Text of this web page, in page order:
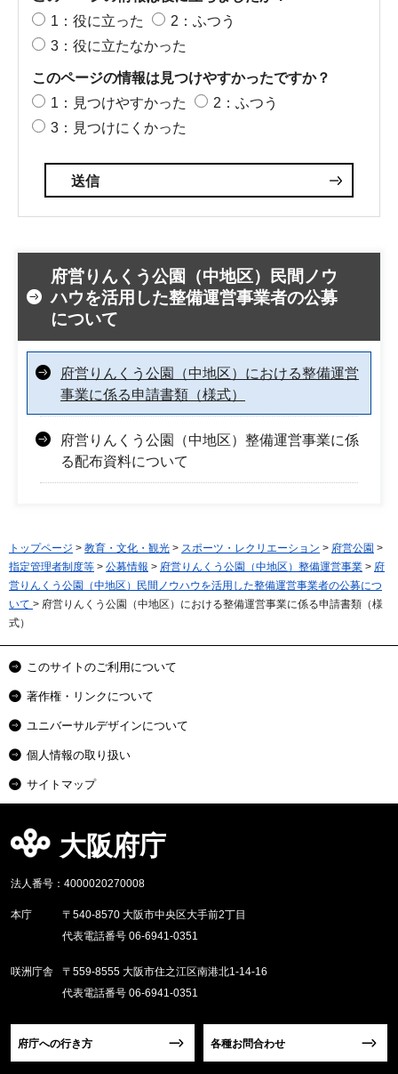
1：役に立った
2：ふつう
3：役に立たなかった
このページの情報は見つけやすかったですか？
1：見つけやすかった
2：ふつう
3：見つけにくかった
府営りんくう公園（中地区）民間ノウ
ハウを活用した整備運営事業者の公募
について
府営りんくう公園（中地区）における整備運営
事業に係る申請書類（様式）
府営りんくう公園（中地区）整備運営事業に係
る配布資料について
トップページ > 教育・文化・観光 > スポーツ・レクリエーション > 府営公園 >
指定管理者制度等 > 公募情報 > 府営りんくう公園（中地区）整備運営事業 > 府
営りんくう公園（中地区）民間ノウハウを活用した整備運営事業者の公募につ
いて > 府営りんくう公園（中地区）における整備運営事業に係る申請書類（様
式）
このサイトのご利用について
著作権・リンクについて
ユニバーサルデザインについて
個人情報の取り扱い
サイトマップ
大阪府庁
法人番号：4000020270008
本庁
〒540-8570 大阪市中央区大手前2丁目
代表電話番号 06-6941-0351
咲洲庁舎
〒559-8555 大阪市住之江区南港北1-14-16
代表電話番号 06-6941-0351
府庁への行き方 各種お問合わせ